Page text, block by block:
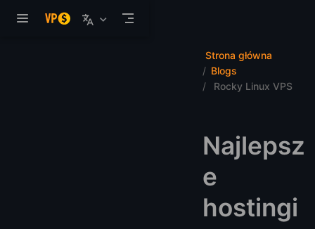
Strona główna
Blogs
Rocky Linux VPS
Najlepsz
e
hostingi